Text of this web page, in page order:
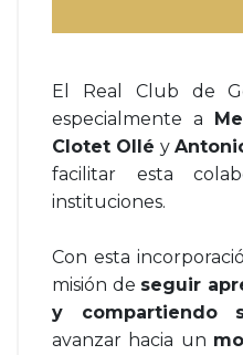
El Real Club de
especialmente a
Clotet Ollé y
facilitar esta
instituciones.
Con esta
misión de seguir
y compartiendo
avanzar hacia un